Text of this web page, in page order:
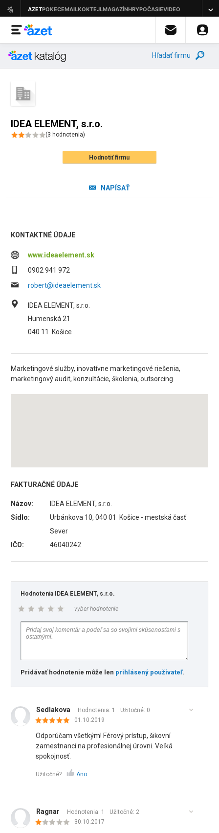
Hľadať firmu
IDEA ELEMENT, s.r.o.
(3 hodnotenia)
Hodnotiť firmu
NAPÍSAŤ
KONTAKTNÉ ÚDAJE
www.ideaelement.sk
0902 941 972
robert@ideaelement.sk
IDEA ELEMENT, s.r.o.
Humenská 21
040 11
Košice
Marketingové služby, inovatívne marketingové riešenia,
marketingový audit, konzultácie, školenia, outsorcing.
FAKTURAČNÉ ÚDAJE
Názov:
IDEA ELEMENT, s.r.o.
Sídlo:
Urbánkova 10, 040 01 Košice - mestská časť
Sever
IČO:
46040242
Hodnotenia IDEA ELEMENT, s.r.o.
vyber hodnotenie
Pridávať hodnotenie môže len prihlásený používateľ.
Sedlakova Hodnotenia: 1 Užitočné: 0
01.10.2019
Odporúčam všetkým! Férový prístup, šikovní
zamestnanci na profesionálnej úrovni. Veľká
spokojnosť.
Užitočné? Áno
Ragnar Hodnotenia: 1 Užitočné: 2
30.10.2017